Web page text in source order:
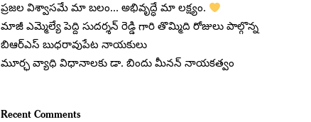
ప్రజల విశ్వాసమే మా బలం… అభివృద్ధే మా లక్ష్యం.
మాజీ ఎమ్మెల్యే పెద్ది సుదర్శన్ రెడ్డి గారి తొమ్మిది రోజులు పాల్గొన్న
బిఆర్ఎస్ బుధరావుపేట నాయకులు
మూర్ఛ వ్యాధి విధానాలకు డా. బిందు మీనన్ నాయకత్వం
Recent Comments